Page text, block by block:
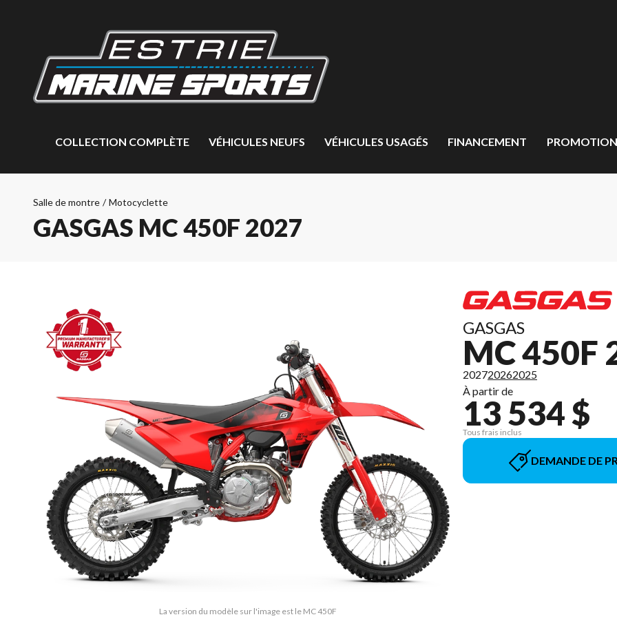
COLLECTION COMPLÈTE VÉHICULES NEUFS VÉHICULES USAGÉS FINANCEMENT
Salle de montre / Motocyclette
GASGAS MC 450F 2027
La version du modèle sur l'image est le MC 450F
GASGAS
MC 450F
202720262025
À partir de
13 534 $
Tous frais inclus
DEMANDE DE